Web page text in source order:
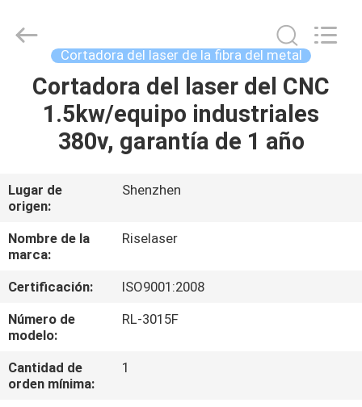
HOGAR
PRODUCTOS
ESPECTÁCULO
DE
REALIDAD
SOBRE
Riselaser
Technology
Reserved.
Cortadora del laser de la fibra del metal
Cortadora del laser del CNC
1.5kw/equipo industriales
380v, garantía de 1 año
Lugar de
origen:
Shenzhen
Nombre de la
marca:
Riselaser
Certificación:
ISO9001:2008
Número de
modelo:
RL-3015F
Cantidad de
orden mínima:
1